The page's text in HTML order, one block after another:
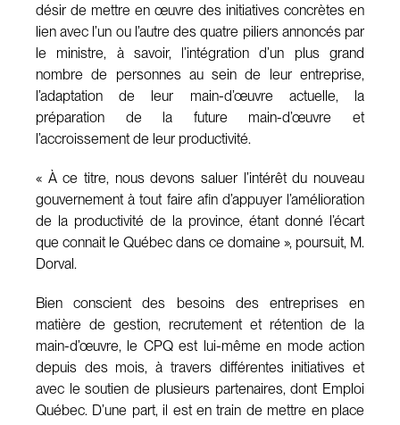
désir de mettre en œuvre des initiatives concrètes en
lien avec l’un ou l’autre des quatre piliers annoncés par
le ministre, à savoir, l’intégration d’un plus grand
nombre de personnes au sein de leur entreprise,
l’adaptation de leur main-d’œuvre actuelle, la
préparation de la future main-d’œuvre et
l’accroissement de leur productivité.
« À ce titre, nous devons saluer l’intérêt du nouveau
gouvernement à tout faire afin d’appuyer l’amélioration
de la productivité de la province, étant donné l’écart
que connait le Québec dans ce domaine », poursuit, M.
Dorval.
Bien conscient des besoins des entreprises en
matière de gestion, recrutement et rétention de la
main-d’œuvre, le CPQ est lui-même en mode action
depuis des mois, à travers différentes initiatives et
avec le soutien de plusieurs partenaires, dont Emploi
Québec. D’une part, il est en train de mettre en place